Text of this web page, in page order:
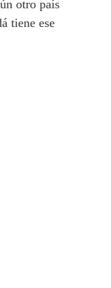
otro país
tiene ese